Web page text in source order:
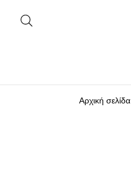
Αρχική σελίδα